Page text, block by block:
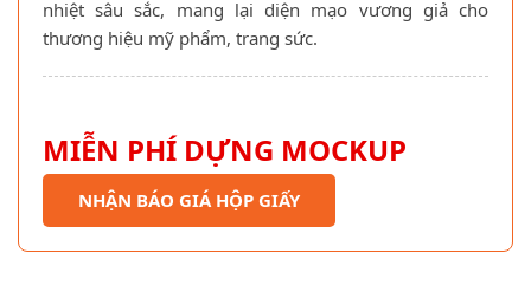
nhiệt sâu sắc, mang lại diện mạo vương giả cho
thương hiệu mỹ phẩm, trang sức.
MIỄN PHÍ DỰNG MOCKUP
NHẬN BÁO GIÁ HỘP GIẤY